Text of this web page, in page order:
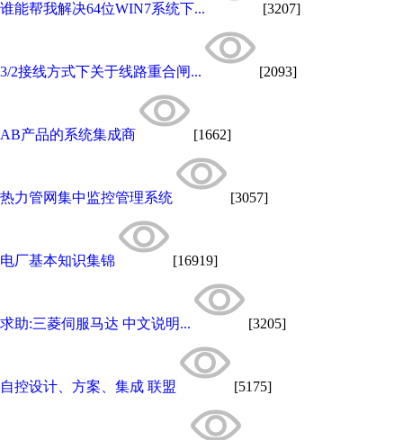
谁能帮我解决64位WIN7系统下... [3207]
3/2接线方式下关于线路重合闸... [2093]
AB产品的系统集成商 [1662]
热力管网集中监控管理系统 [3057]
电厂基本知识集锦 [16919]
求助:三菱伺服马达 中文说明... [3205]
自控设计、方案、集成 联盟 [5175]